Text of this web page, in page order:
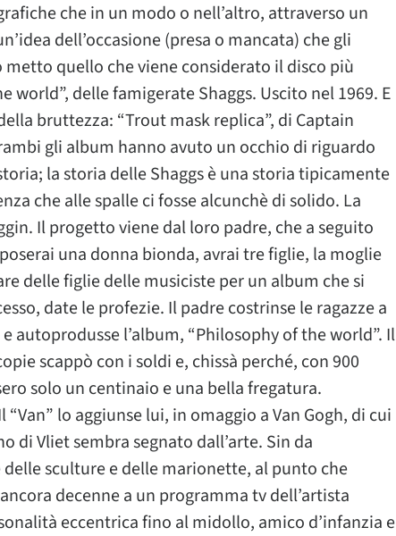
che in un modo o nell’altro, attraverso un
dell’occasione (presa o mancata) che gli
quello che viene considerato il disco più
delle famigerate Shaggs. Uscito nel 1969. E
bruttezza: “Trout mask replica”, di Captain
gli album hanno avuto un occhio di riguardo
la storia delle Shaggs è una storia tipicamente
che alle spalle ci fosse alcunchè di solido. La
Il progetto viene dal loro padre, che a seguito
una donna bionda, avrai tre figlie, la moglie
delle figlie delle musiciste per un album che si
date le profezie. Il padre costrinse le ragazze a
autoprodusse l’album, “Philosophy of the world”. Il
scappò con i soldi e, chissà perché, con 900
solo un centinaio e una bella fregatura.
lo aggiunse lui, in omaggio a Van Gogh, di cui
di Vliet sembra segnato dall’arte. Sin da
sculture e delle marionette, al punto che
decenne a un programma tv dell’artista
eccentrica fino al midollo, amico d’infanzia e